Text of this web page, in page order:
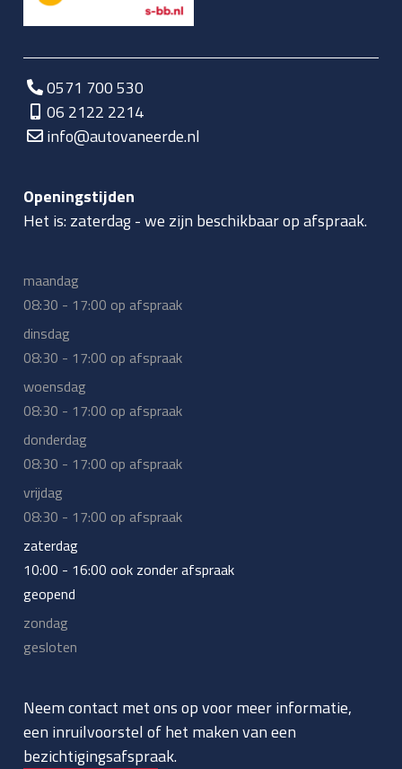
0571 700 530
06 2122 2214
info@autovaneerde.nl
Openingstijden
Het is:zaterdag-we zijn beschikbaar op afspraak.
maandag
08:30 - 17:00 op afspraak
dinsdag
08:30 - 17:00 op afspraak
woensdag
08:30 - 17:00 op afspraak
donderdag
08:30 - 17:00 op afspraak
vrijdag
08:30 - 17:00 op afspraak
zaterdag
10:00 - 16:00 ook zonder afspraak
geopend
zondag
gesloten
Neem contact met ons op voor meer informatie,
een inruilvoorstel of het maken van een
bezichtigingsafspraak.